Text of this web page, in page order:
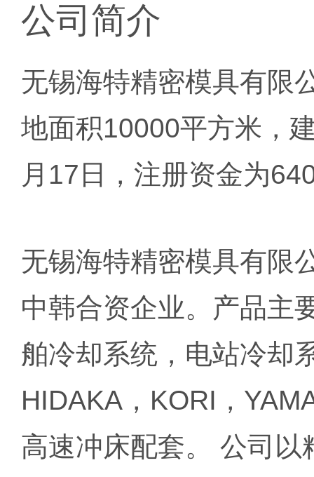
公司简介
无锡海特精密模具有限
地面积10000平方米，
月17日，注册资金为
无锡海特精密模具有限
中韩合资企业。产品主
舶冷却系统，电站冷却
HIDAKA，KORI，
高速冲床配套。 公司